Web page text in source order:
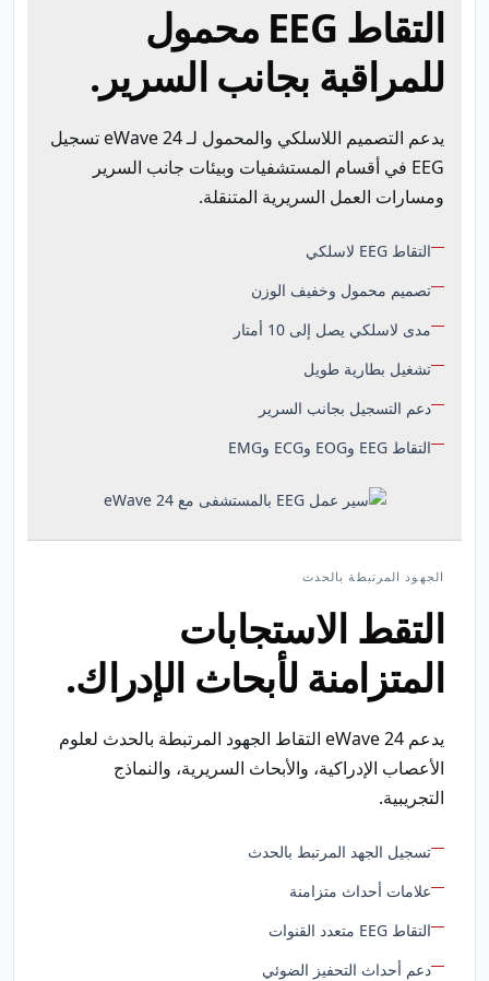
التقاط EEG محمول
للمراقبة بجانب السرير.
يدعم التصميم اللاسلكي والمحمول لـ eWave 24 تسجيل
EEG في أقسام المستشفيات وبيئات جانب السرير
ومسارات العمل السريرية المتنقلة.
التقاط EEG لاسلكي
تصميم محمول وخفيف الوزن
مدى لاسلكي يصل إلى 10 أمتار
تشغيل بطارية طويل
دعم التسجيل بجانب السرير
التقاط EEG وEOG وECG وEMG
الجهود المرتبطة بالحدث
التقط الاستجابات
المتزامنة لأبحاث الإدراك.
يدعم eWave 24 التقاط الجهود المرتبطة بالحدث لعلوم
الأعصاب الإدراكية، والأبحاث السريرية، والنماذج
التجريبية.
تسجيل الجهد المرتبط بالحدث
علامات أحداث متزامنة
التقاط EEG متعدد القنوات
دعم أحداث التحفيز الضوئي